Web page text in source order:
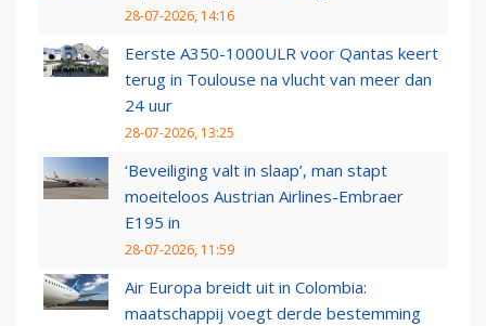
28-07-2026, 14:16
Eerste A350-1000ULR voor Qantas keert
terug in Toulouse na vlucht van meer dan
24 uur
28-07-2026, 13:25
‘Beveiliging valt in slaap’, man stapt
moeiteloos Austrian Airlines-Embraer
E195 in
28-07-2026, 11:59
Air Europa breidt uit in Colombia:
maatschappij voegt derde bestemming